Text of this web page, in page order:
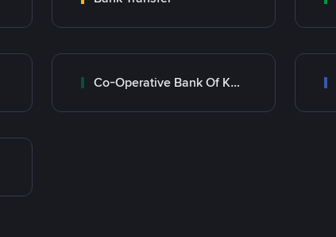
Co-Operative Bank Of Kenya